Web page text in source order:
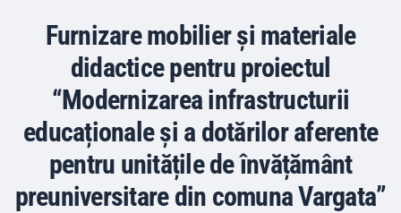
Furnizare mobilier și materiale
didactice pentru proiectul
“Modernizarea infrastructurii
educaționale și a dotărilor aferente
pentru unitățile de învățământ
preuniversitare din comuna Vargata”